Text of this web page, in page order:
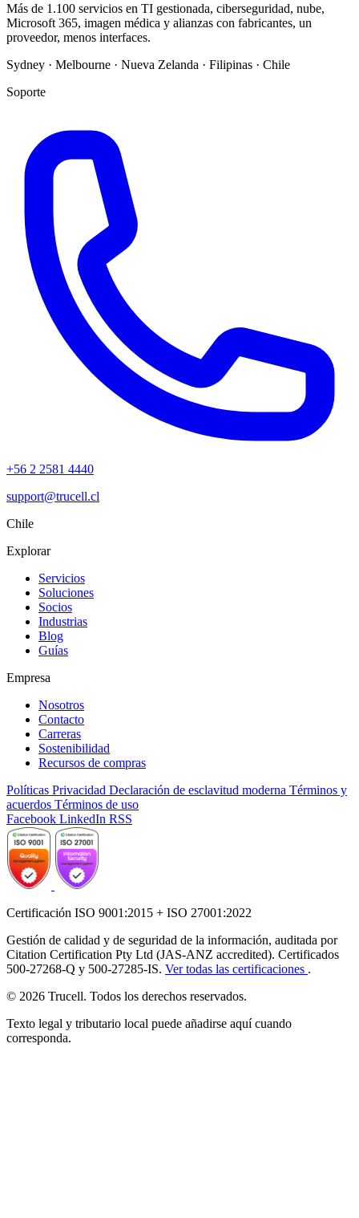
Más de 1.100 servicios en TI gestionada, ciberseguridad, nube,
Microsoft 365, imagen médica y alianzas con fabricantes, un
proveedor, menos interfaces.
Sydney · Melbourne · Nueva Zelanda · Filipinas · Chile
Soporte
+56 2 2581 4440
support@trucell.cl
Chile
Explorar
Servicios
Soluciones
Socios
Industrias
Blog
Guías
Empresa
Nosotros
Contacto
Carreras
Sostenibilidad
Recursos de compras
Políticas Privacidad Declaración de esclavitud moderna Términos y
acuerdos Términos de uso
Facebook LinkedIn RSS
Certificación ISO 9001:2015 + ISO 27001:2022
Gestión de calidad y de seguridad de la información, auditada por
Citation Certification Pty Ltd (JAS-ANZ accredited). Certificados
500-27268-Q y 500-27285-IS. Ver todas las certificaciones .
© 2026 Trucell. Todos los derechos reservados.
Texto legal y tributario local puede añadirse aquí cuando
corresponda.